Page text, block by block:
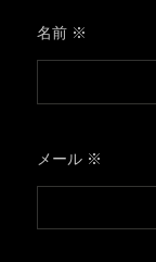
名前 ※
メール ※